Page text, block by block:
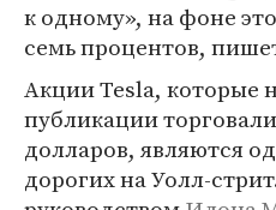
к одному», на фоне
семь процентов,
Акции Tesla, которые
публикации
долларов, являются
дорогих на Уолл-